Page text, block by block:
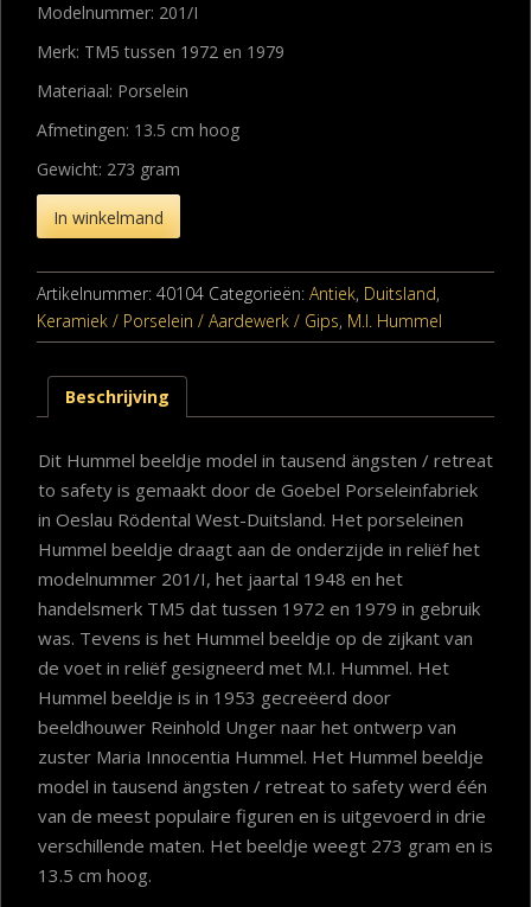
Modelnummer: 201/I
Merk: TM5 tussen 1972 en 1979
Materiaal: Porselein
Afmetingen: 13.5 cm hoog
Gewicht: 273 gram
In winkelmand
Artikelnummer: 40104 Categorieën: Antiek, Duitsland,
Keramiek / Porselein / Aardewerk / Gips, M.I. Hummel
Beschrijving
Dit Hummel beeldje model in tausend ängsten / retreat
to safety is gemaakt door de Goebel Porseleinfabriek
in Oeslau Rödental West-Duitsland. Het porseleinen
Hummel beeldje draagt aan de onderzijde in reliëf het
modelnummer 201/I, het jaartal 1948 en het
handelsmerk TM5 dat tussen 1972 en 1979 in gebruik
was. Tevens is het Hummel beeldje op de zijkant van
de voet in reliëf gesigneerd met M.I. Hummel. Het
Hummel beeldje is in 1953 gecreëerd door
beeldhouwer Reinhold Unger naar het ontwerp van
zuster Maria Innocentia Hummel. Het Hummel beeldje
model in tausend ängsten / retreat to safety werd één
van de meest populaire figuren en is uitgevoerd in drie
verschillende maten. Het beeldje weegt 273 gram en is
13.5 cm hoog.